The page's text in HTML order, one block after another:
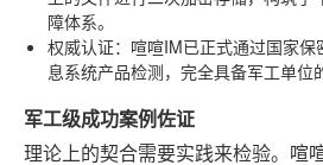
障体系。
权威认证：喧喧IM已正式通过国家
息系统产品检测，完全具备军工单位
军工级成功案例佐证
理论上的契合需要实践来检验。喧